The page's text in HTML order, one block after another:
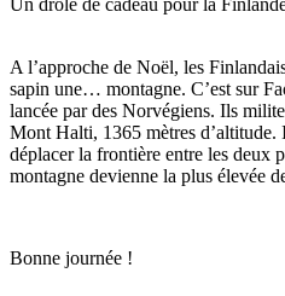
Un drôle de cadeau pour la
A l’approche de Noël, les
sapin une… montagne. C’est sur
lancée par des Norvégiens. Ils
Mont Halti, 1365 mètres
déplacer la frontière entre les deux
montagne devienne la plus élevée
Bonne journée !